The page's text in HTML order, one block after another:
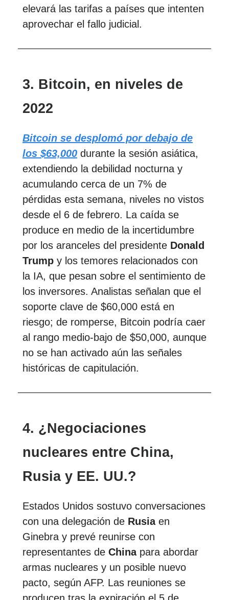
elevará las tarifas a países que intenten
aprovechar el fallo judicial.
3. Bitcoin, en niveles de
2022
Bitcoin se desplomó por debajo de
los $63,000 durante la sesión asiática,
extendiendo la debilidad nocturna y
acumulando cerca de un 7% de
pérdidas esta semana, niveles no vistos
desde el 6 de febrero. La caída se
produce en medio de la incertidumbre
por los aranceles del presidente Donald
Trump y los temores relacionados con
la IA, que pesan sobre el sentimiento de
los inversores. Analistas señalan que el
soporte clave de $60,000 está en
riesgo; de romperse, Bitcoin podría caer
al rango medio-bajo de $50,000, aunque
no se han activado aún las señales
históricas de capitulación.
4. ¿Negociaciones
nucleares entre China,
Rusia y EE. UU.?
Estados Unidos sostuvo conversaciones
con una delegación de Rusiaen
Ginebra y prevé reunirse con
representantes de Chinapara abordar
armas nucleares y un posible nuevo
pacto, según AFP. Las reuniones se